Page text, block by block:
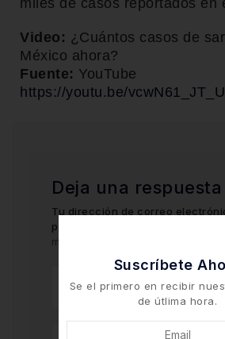
miles de casos reportados en
Video: ¿Cuántos casos de
México ahora?
Fuente: YouTube
https://youtu.be/vcwN61_JT_U
Deja una respuesta
Tu dirección de correo
publicada.
marcados con
Suscríbete
Se el primero en recibir
de útlima hora.